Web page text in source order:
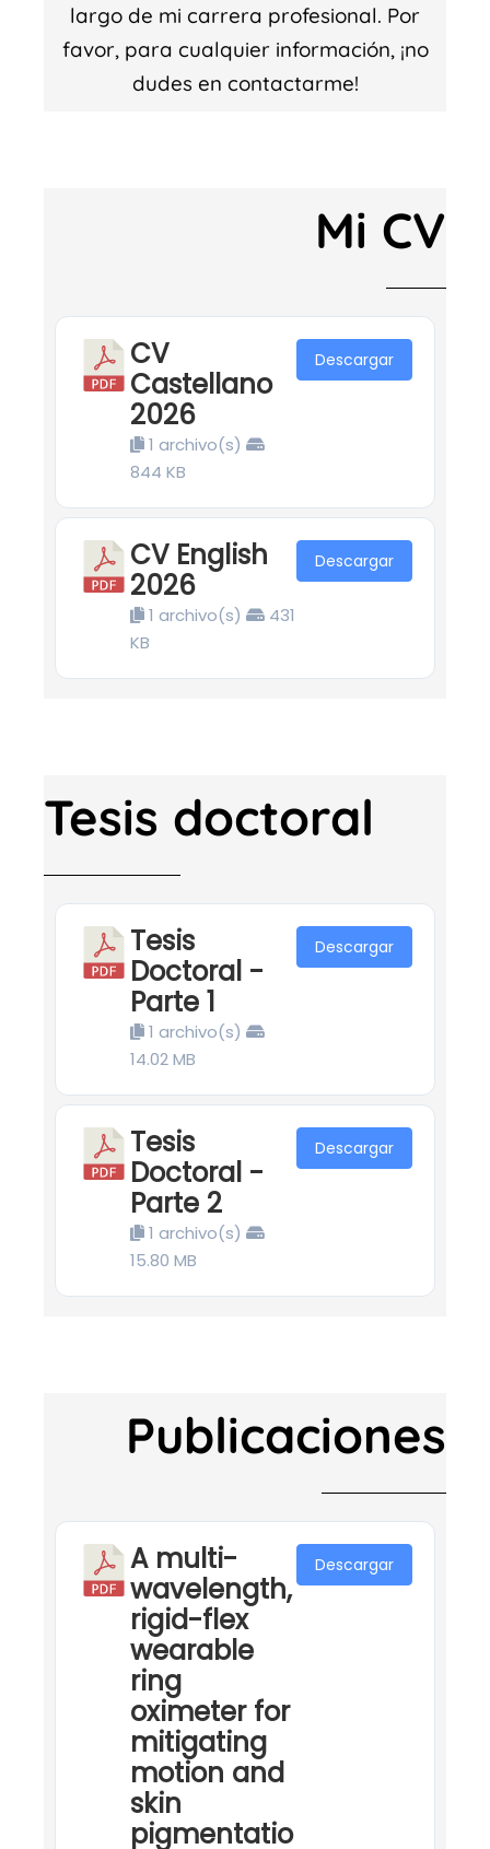
largo de mi carrera profesional. Por
favor, para cualquier información, ¡no
dudes en contactarme!
Mi CV
CV
Castellano
2026
1 archivo(s)
844 KB
Descargar
CV English
2026
1 archivo(s)
431
KB
Descargar
Tesis doctoral
Tesis
Doctoral -
Parte 1
1 archivo(s)
14.02 MB
Descargar
Tesis
Doctoral -
Parte 2
1 archivo(s)
15.80 MB
Descargar
Publicaciones
A multi-
wavelength,
rigid-flex
wearable
ring
oximeter for
mitigating
motion and
skin
pigmentatio
Descargar